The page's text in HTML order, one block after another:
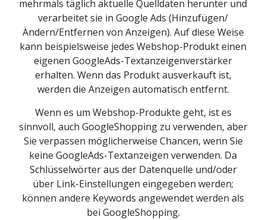
mehrmals täglich aktuelle Quelldaten herunter und
verarbeitet sie in Google Ads (Hinzufügen/
Ändern/Entfernen von Anzeigen). Auf diese Weise
kann beispielsweise jedes Webshop-Produkt einen
eigenen GoogleAds-Textanzeigenverstärker
erhalten. Wenn das Produkt ausverkauft ist,
werden die Anzeigen automatisch entfernt.
Wenn es um Webshop-Produkte geht, ist es
sinnvoll, auch GoogleShopping zu verwenden, aber
Sie verpassen möglicherweise Chancen, wenn Sie
keine GoogleAds-Textanzeigen verwenden. Da
Schlüsselwörter aus der Datenquelle und/oder
über Link-Einstellungen eingegeben werden;
können andere Keywords angewendet werden als
bei GoogleShopping.